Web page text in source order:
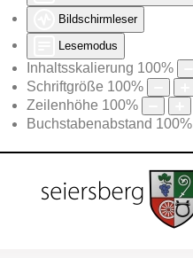
Bildschirmleser
Lesemodus
Inhaltsskalierung 100%
Schriftgröße 100%
Zeilenhöhe 100%
Buchstabenabstand 100%